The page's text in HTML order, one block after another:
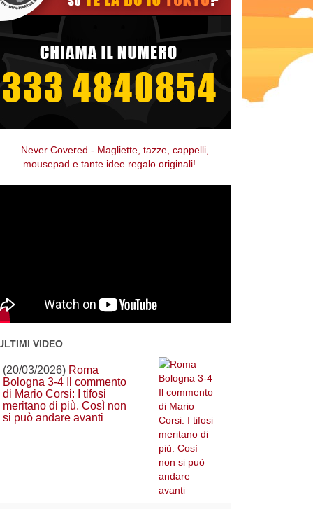
VIDEO
(20/03/2026) Roma
Bologna 3-4 Il commento
di Mario Corsi: I tifosi
meritano di più. Così non
si può andare avanti